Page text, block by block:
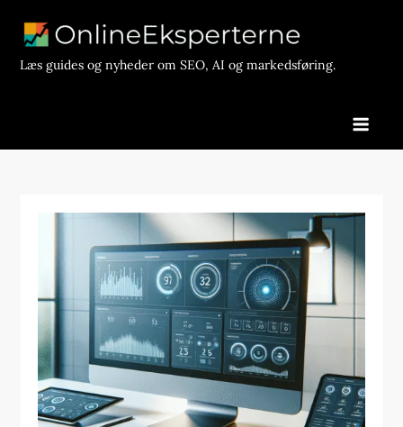
contentLæs guides og nyheder om SEO, AI og markedsføring.